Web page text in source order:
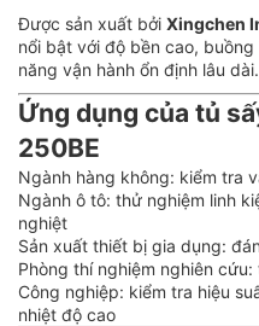
Được sản xuất bởi Xingchen
nổi bật với độ bền cao,
năng vận hành ổn định lâu dài.
Ứng dụng của tủ
250BE
Ngành hàng không: kiểm tra
Ngành ô tô: thử nghiệm linh
nghiệt
Sản xuất thiết bị gia dụng:
Phòng thí nghiệm nghiên
Công nghiệp: kiểm tra hiệu
nhiệt độ cao